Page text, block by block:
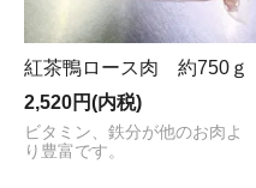
紅茶鴨ロース肉 約750ｇ
2,520円(内税)
ビタミン、鉄分が他のお肉よ
り豊富です。